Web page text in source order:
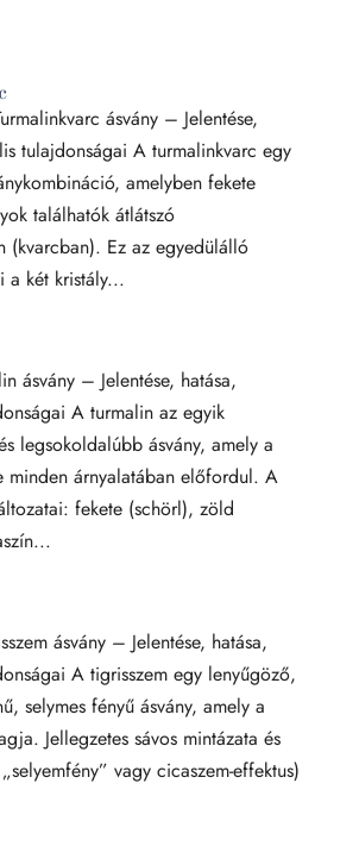
ásvány – Jelentése,
tulajdonságai A turmalinkvarc egy
amelyben fekete
találhatók átlátszó
(kvarcban). Ez az egyedülálló
a két kristály...
ásvány – Jelentése, hatása,
A turmalin az egyik
legsokoldalúbb ásvány, amely a
minden árnyalatában előfordul. A
fekete (schörl), zöld
ásvány – Jelentése, hatása,
A tigrisszem egy lenyűgöző,
selymes fényű ásvány, amely a
Jellegzetes sávos mintázata és
vagy cicaszem-effektus)